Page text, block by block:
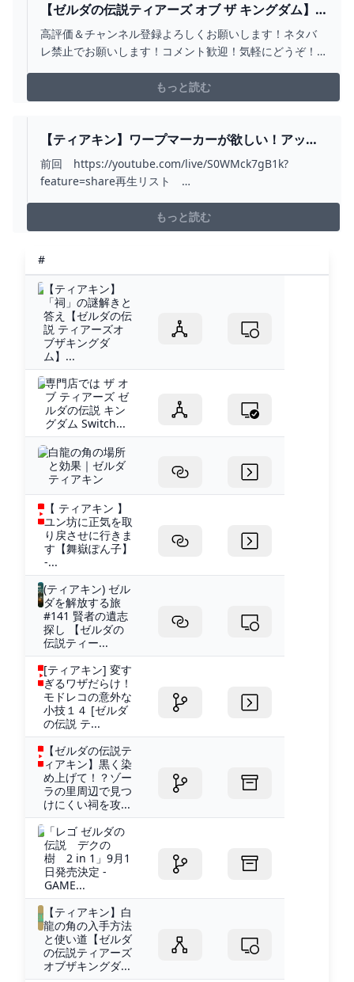
た、発送状況も随時ご確認いただけます！ ●説明 「ゼル
ダの伝説 ティアーズ オブ ザ キングダム」 任天堂 型
番：HACPAXN7A #任天堂 #HACPAXN7A #エンタメ/ホビ
ー #ゲームソフト/ゲーム機本体 #家庭用ゲームソフト #
ティアキン #ゼルダの伝説 #ゼルダ #ティアーズオブザキ
ングダム #ティアーズオブキングダム #任天堂スイッチ #
#Nintendo #NintendoSwitch 2024/06/07 21:05
【ゼルダの伝説ティアーズ オブ ザ キングダム】
#11 とてつもなく広い世界を探索！ティアキン完
全初見プレイ【 #新人VTUBER /夜野あと】 -
高評価＆チャンネル登録よろしくお願いします！ネタバ
レ禁止でお願いします！コメント歓迎！気軽にどうぞ！
ーー☆推してくれませんか？高評価ボタン押してくれる
と嬉しい！チャット欄へのコメント・共有からのツイー
うれしいで...
もっと読む
【ティアキン】ワープマーカーが欲しい！アッカ
レ地方へ向かいます🍁｜ゼルダの伝説 ティアーズ
オブ ザ キングダム PART12 - YOUTUBE
前回 https://youtube.com/live/S0WMck7gB1k?
feature=share再生リスト
list=PLepeaq7GWCnD3bFDxZI1VIH8S2o1TqbkU以前発
売と同時に購入し50時間ほど実況動画をアップし...
もっと読む
#
【ティアキン】
「祠」の謎解きと
答え【ゼルダの伝
説 ティアーズオ
ブザキングダ
ム】...
専門店では ザ オ
ブ ティアーズ ゼ
ルダの伝説 キン
グダム Switch...
白龍の角の場所
と効果｜ゼルダ
ティアキン
【 ティアキン 】
ユン坊に正気を取
り戻させに行きま
す【舞嶽ぽん子】
-...
(ティアキン) ゼル
ダを解放する旅
#141 賢者の遺志
探し 【ゼルダの
伝説ティー...
[ティアキン] 変す
ぎるワザだらけ！
モドレコの意外な
小技１４ [ゼルダ
の伝説 テ...
【ゼルダの伝説テ
ィアキン】黒く染
め上げて！？ゾー
ラの里周辺で見つ
けにくい祠を攻...
「レゴ ゼルダの
伝説 デクの
樹 2 in 1」9月1
日発売決定 -
GAME...
【ティアキン】白
龍の角の入手方法
と使い道【ゼルダ
の伝説ティアーズ
オブザキングダ...